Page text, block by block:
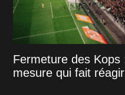
Fermeture des Kops
mesure qui fait réagir